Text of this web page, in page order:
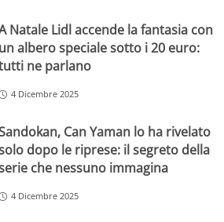
Natale Lidl accende la fantasia con
un albero speciale sotto i 20 euro:
ne parlano
4 Dicembre 2025
Can Yaman lo ha rivelato
dopo le riprese: il segreto della
che nessuno immagina
4 Dicembre 2025